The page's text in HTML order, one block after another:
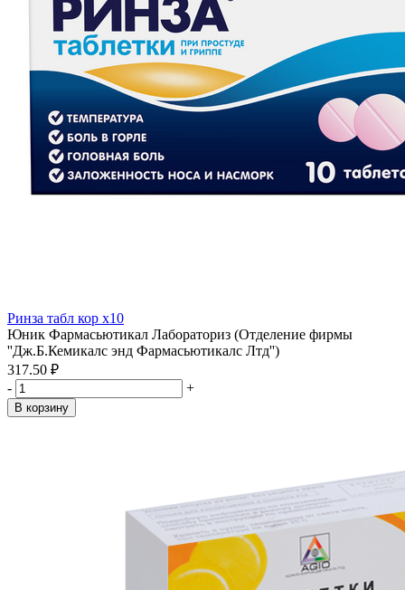
Ринза табл кор x10
Юник Фармасьютикал Лабораториз (Отделение фирмы
''Дж.Б.Кемикалс энд Фармасьютикалс Лтд'')
317.50 ₽
-
+
В корзину